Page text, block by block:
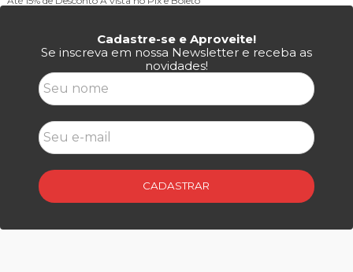
Cadastre-se e Aproveite!
Se inscreva em nossa Newsletter e receba as
novidades!
CADASTRAR